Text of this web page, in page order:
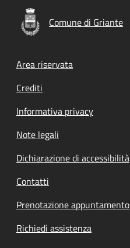
Comune di Griante
Footer menu
Area riservata
Crediti
Informativa privacy
Note legali
Dichiarazione di accessibilità
Contatti
Prenotazione appuntamento
Richiedi assistenza